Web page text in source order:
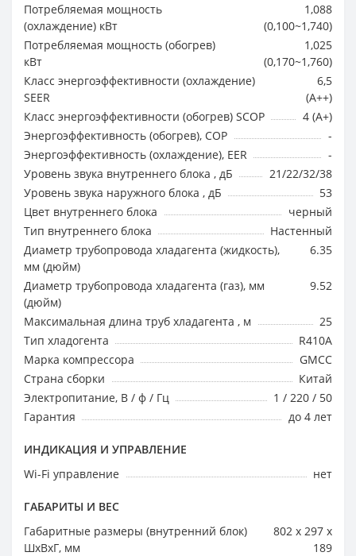
Потребляемая мощность
(охлаждение) кВт
1,088
(0,100~1,740)
Потребляемая мощность (обогрев)
кВт
1,025
(0,170~1,760)
Класс энергоэффективности (охлаждение)
SEER
6,5
(A++)
Класс энергоэффективности (обогрев) SCOP
4 (A+)
Энергоэффективность (обогрев), COP
-
Энергоэффективность (охлаждение), EER
-
Уровень звука внутреннего блока , дБ
21/22/32/38
Уровень звука наружного блока , дБ
53
Цвет внутреннего блока
черный
Тип внутреннего блока
Настенный
Диаметр трубопровода хладагента (жидкость),
мм (дюйм)
6.35
Диаметр трубопровода хладагента (газ), мм
(дюйм)
9.52
Максимальная длина труб хладагента , м
25
Тип хладогента
R410A
Марка компрессора
GMCC
Страна сборки
Китай
Электропитание, В / ф / Гц
1 / 220 / 50
Гарантия
до 4 лет
ИНДИКАЦИЯ И УПРАВЛЕНИЕ
Wi-Fi управление
нет
ГАБАРИТЫ И ВЕС
Габаритные размеры (внутренний блок)
ШхВхГ, мм
802 x 297 x
189